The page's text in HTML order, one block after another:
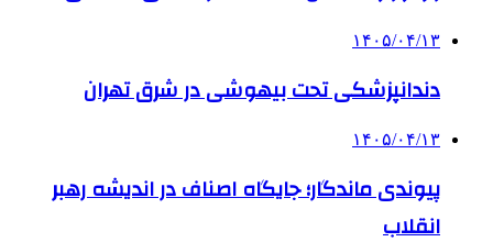
۱۴۰۵/۰۴/۱۳
دندانپزشکی تحت بیهوشی در شرق تهران
۱۴۰۵/۰۴/۱۳
پیوندی ماندگار؛ جایگاه اصناف در اندیشه رهبر
انقلاب